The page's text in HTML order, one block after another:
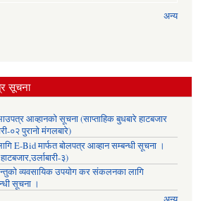
अन्य
सूचना
आव्हानको सूचना (साप्ताहिक बुधबारे हाटबजार
०२ पुरानो मंगलबारे)
E-Bid मार्फत बोलपत्र आव्हान सम्बन्धी सूचना ।
३)
व्यवसायिक उपयोग कर संकलनका लागि
सूचना ।